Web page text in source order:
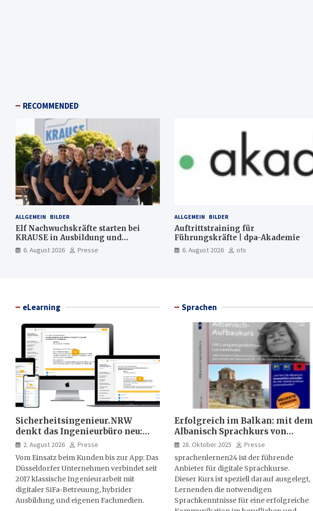
RECOMMENDED
ALLGEMEIN BILDER
Elf Nachwuchskräfte starten bei
KRAUSE in Ausbildung und
Jahrespraktikum
6. August 2026 Presse
ALLGEMEIN BILDER
Auftrittstraining für
Führungskräfte | dpa-Akademie
6. August 2026 ots
eLearning
Sicherheitsingenieur.NRW
denkt das Ingenieurbüro neu:
HSE-Beratung wird digital,
hybrid und multimedial
2. August 2026
Presse
Vom Einsatz beim Kunden bis zur App: Das
Düsseldorfer Unternehmen verbindet seit
2017 klassische Ingenieurarbeit mit
digitaler SiFa-Betreuung, hybrider
Ausbildung und eigenen Fachmedien.
Sprachen
Erfolgreich im Balkan: mit dem
Albanisch Sprachkurs von
sprachenlernen24
28. Oktober 2025
Presse
sprachenlernen24 ist der führende
Anbieter für digitale Sprachkurse.
Dieser Kurs ist speziell darauf ausgelegt,
Lernenden die notwendigen
Sprachkenntnisse für eine erfolgreiche